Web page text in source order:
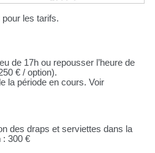
les tarifs.
de 17h ou repousser l’heure de
€ / option).
la période en cours. Voir
des draps et serviettes dans la
: 300 €